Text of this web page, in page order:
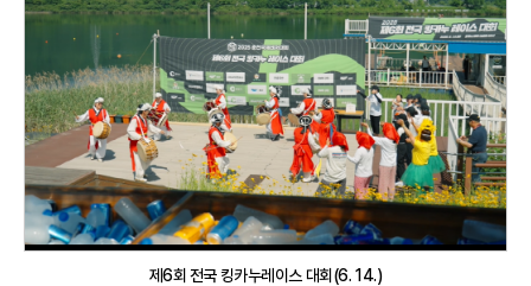
제6회 전국 킹카누레이스 대회(6. 14.)